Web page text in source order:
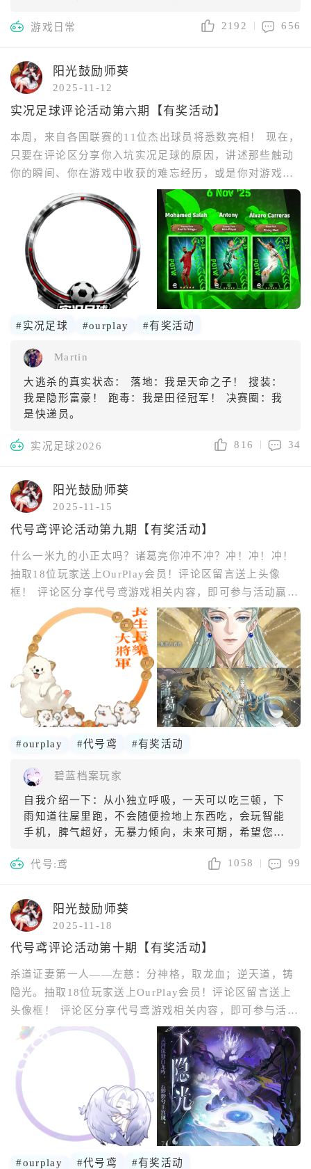
会给我唱《爱言叶》加班费）
游戏日常 2192 656
阳光鼓励师葵
2025-11-12
实况足球评论活动第六期【有奖活动】
本周，来自各国联赛的11位杰出球员将悉数亮相！ 现在，
只要在评论区分享你入坑实况足球的原因，讲述那些触动
你的瞬间、你在游戏中收获的难忘经历，或是你对游戏的
独特见解，就能参与活动赢取奖励！ 评论区分享实况足球
游戏相关内容，即可参与活动赢取奖励！我们会根据评论
热度和评论内容综合评定，抽取18位玩家送上OurPlay会
员！评论区
#实况足球 #ourplay #有奖活动
Martin
大逃杀的真实状态： 落地：我是天命之子！ 搜装：
我是隐形富豪！ 跑毒：我是田径冠军！ 决赛圈：我
是快递员。
实况足球2026 816 34
阳光鼓励师葵
2025-11-15
代号鸢评论活动第九期【有奖活动】
什么一米九的小正太吗？诸葛亮你冲不冲？冲！冲！冲！
抽取18位玩家送上OurPlay会员！评论区留言送上头像
框！ 评论区分享代号鸢游戏相关内容，即可参与活动赢取
奖励！给殿下送上OurPlay会员和头像框！助力殿下完成
匡扶汉室之大业！期待各位广陵王分享代号鸢的有趣故
事，踊跃参与吧！ 活动时间：11.4-11.10 参与方式：评
论区回
#ourplay #代号鸢 #有奖活动
碧蓝档案玩家
自我介绍一下：从小独立呼吸，一天可以吃三顿，下
雨知道往屋里跑，不会随便捡地上东西吃，会玩智能
手机，脾气超好，无暴力倾向，未来可期，希望您下
代号:鸢
1058 99
阳光鼓励师葵
2025-11-18
代号鸢评论活动第十期【有奖活动】
杀道证妻第一人——左慈：分神格，取龙血；逆天道，铸
隐光。抽取18位玩家送上OurPlay会员！评论区留言送上
头像框！ 评论区分享代号鸢游戏相关内容，即可参与活动
赢取奖励！给殿下送上OurPlay会员和头像框！助力殿下
完成匡扶汉室之大业！期待各位广陵王分享代号鸢的有趣
故事，踊跃参与吧！ 活动时间：11.11-11.18 参与方式：
#ourplay #代号鸢 #有奖活动